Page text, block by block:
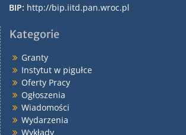
BIP: http://bip.iitd.pan.wroc.pl
Kategorie
Granty
Instytut w pigułce
Oferty Pracy
Ogłoszenia
Wiadomości
Wydarzenia
Wykłady